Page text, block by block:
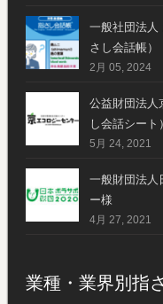
一般社団法人
さし会話帳）
2月 05, 2024
公益財団法人
し会話シート）
5月 24, 2021
一般財団法人
ー様
4月 27, 2021
業種・業界別指